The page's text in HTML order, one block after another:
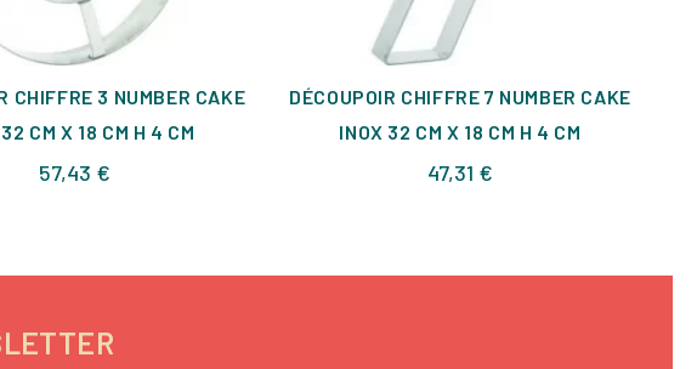
CHIFFRE 3 NUMBER CAKE
CM X 18 CM H 4 CM
57,43 €Prix
DÉCOUPOIR CHIFFRE 7 NUMBER CAKE
INOX 32 CM X 18 CM H 4 CM
47,31 €